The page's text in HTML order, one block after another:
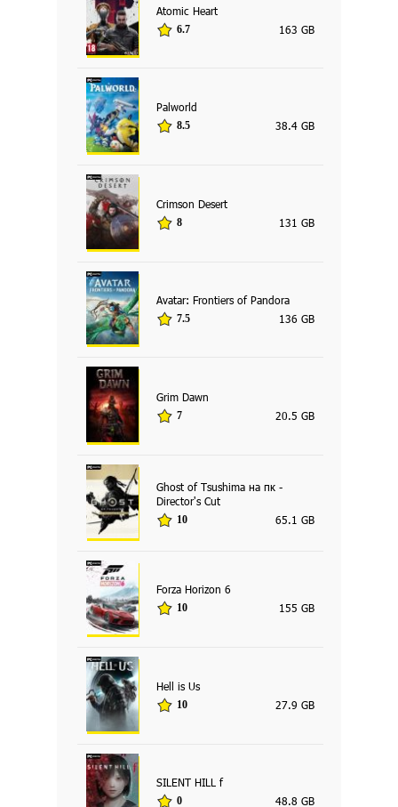
Atomic Heart
6.7 163 GB
Palworld
8.5 38.4 GB
Crimson Desert
8 131 GB
Avatar: Frontiers of Pandora
7.5 136 GB
Grim Dawn
7 20.5 GB
Ghost of Tsushima на пк -
Director's Cut
10 65.1 GB
Forza Horizon 6
10 155 GB
Hell is Us
10 27.9 GB
SILENT HILL f
0 48.8 GB